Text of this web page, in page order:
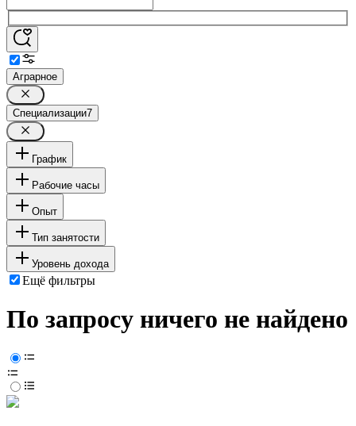
Аграрное
Специализации7
График
Рабочие часы
Опыт
Тип занятости
Уровень дохода
Ещё фильтры
По запросу ничего не найдено